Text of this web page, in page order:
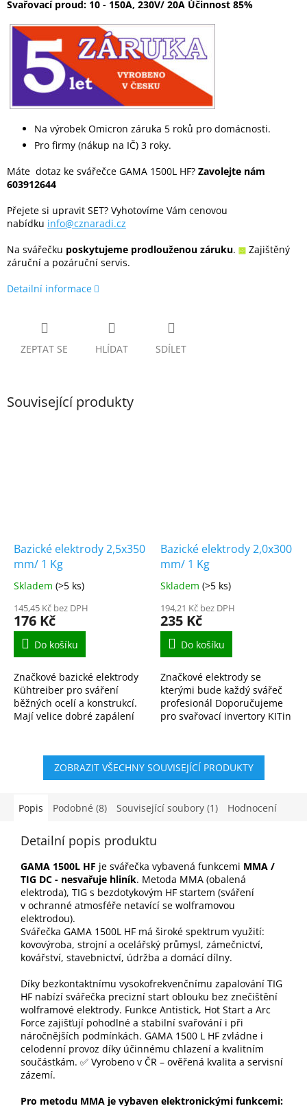
Svařovací proud: 10 - 150A, 230V/ 20A Účinnost 85%
Na výrobek Omicron záruka 5 roků pro domácnosti.
Pro firmy (nákup na IČ) 3 roky.
Máte dotaz ke svářečce GAMA 1500L HF? Zavolejte nám
603912644
Přejete si upravit SET? Vyhotovíme Vám cenovou
nabídku info@cznaradi.cz
Na svářečku poskytujeme prodlouženou záruku.
Zajištěný
záruční a pozáruční servis.
Detailní informace
ZEPTAT SE HLÍDAT SDÍLET
Související produkty
Bazické elektrody 2,5x350
mm/ 1 Kg
Skladem (>5 ks)
145,45 Kč bez DPH
176 Kč
Do košíku
Značkové bazické elektrody
Kühtreiber pro sváření
běžných ocelí a konstrukcí.
Mají velice dobré zapálení
profesionály i začínající...
Bazické elektrody 2,0x300
mm/ 1 Kg
Skladem (>5 ks)
194,21 Kč bez DPH
235 Kč
Do košíku
Značkové elektrody se
kterými bude každý svářeč
profesionál Doporučujeme
pro svařovací invertory KITin
ZOBRAZIT VŠECHNY SOUVISEJÍCÍ PRODUKTY
Popis Podobné (8) Související soubory (1) Hodnocení
Detailní popis produktu
GAMA 1500L HF je svářečka vybavená funkcemi MMA /
TIG DC - nesvařuje hliník. Metoda MMA (obalená
elektroda), TIG s bezdotykovým HF startem (sváření
v ochranné atmosféře netavící se wolframovou
elektrodou).
Svářečka GAMA 1500L HF má široké spektrum využití:
kovovýroba, strojní a ocelářský průmysl, zámečnictví,
kovářství, stavebnictví, údržba a domácí dílny.
Díky bezkontaktnímu vysokofrekvenčnímu zapalování TIG
HF nabízí svářečka precizní start oblouku bez znečištění
wolframové elektrody. Funkce Antistick, Hot Start a Arc
Force zajišťují pohodlné a stabilní svařování i při
náročnějších podmínkách. GAMA 1500 L HF zvládne i
celodenní provoz díky účinnému chlazení a kvalitním
součástkám. ✅ Vyrobeno v ČR – ověřená kvalita a servisní
zázemí.
Pro metodu MMA je vybaven elektronickými funkcemi: